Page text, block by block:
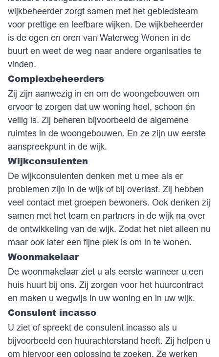
wijkbeheerder zorgt samen met het gebiedsteam
voor prettige en leefbare wijken. De wijkbeheerder
is de ogen en oren van Waterweg Wonen in de
buurt en weet de weg naar andere organisaties te
vinden.
Complexbeheerders
Zij zijn aanwezig in en om de woongebouwen om
ervoor te zorgen dat uw woning heel, schoon én
veilig is. Zij beheren bijvoorbeeld de algemene
ruimtes in de woongebouwen. En ze zijn uw eerste
aanspreekpunt in de wijk.
Wijkconsulenten
De wijkconsulenten denken met u mee als er
problemen zijn in de wijk of bij overlast. Zij hebben
veel contact met groepen bewoners. Ook denken zij
samen met het team en partners in de wijk na over
de ontwikkeling van de wijk. Zodat het niet alleen nu
maar ook later een fijne plek is om in te wonen.
Woonmakelaar
De woonmakelaar ziet u als eerste wanneer u een
huis huurt bij ons. Zij zorgen voor het huurcontract
en maken u wegwijs in uw woning en in uw wijk.
Consulent incasso
U ziet of spreekt de consulent incasso als u
bijvoorbeeld een huurachterstand heeft. Zij helpen u
om hiervoor een oplossing te zoeken. Ze werken